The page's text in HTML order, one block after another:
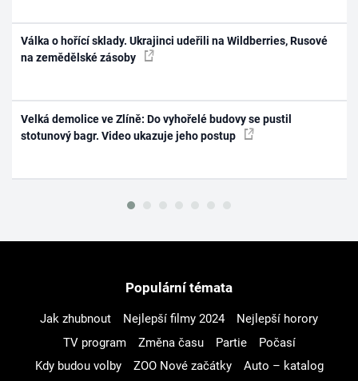
Válka o hořící sklady. Ukrajinci udeřili na Wildberries, Rusové
na zemědělské zásoby
Velká demolice ve Zlíně: Do vyhořelé budovy se pustil
stotunový bagr. Video ukazuje jeho postup
Populární témata
Jak zhubnout Nejlepší filmy 2024
Nejlepší horory
TV program
Změna času Partie
Počasí
Kdy budou volby
ZOO Nové začátky
Auto – katalog